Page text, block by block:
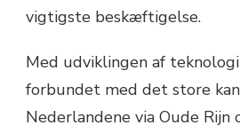
vigtigste beskæftigelse.
Med udviklingen af
forbundet med det store
Nederlandene via Oude